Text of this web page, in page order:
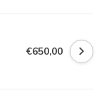
€650,00